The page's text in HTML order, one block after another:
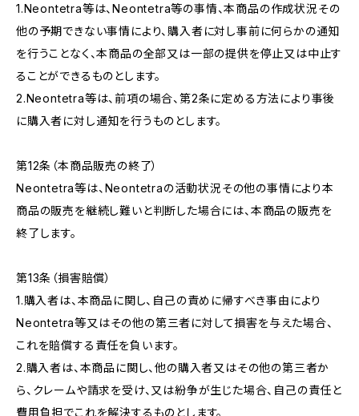
1.Neontetra等は、Neontetra等の事情、本商品の作成状況その
他の予期できない事情により、購入者に対し事前に何らかの通知
を行うことなく、本商品の全部又は一部の提供を停止又は中止す
ることができるものとします。
2.Neontetra等は、前項の場合、第2条に定める方法により事後
に購入者に対し通知を行うものとします。
第12条（本商品販売の終了）
Neontetra等は、Neontetraの活動状況その他の事情により本
商品の販売を継続し難いと判断した場合には、本商品の販売を
終了します。
第13条（損害賠償）
1.購入者は、本商品に関し、自己の責めに帰すべき事由により
Neontetra等又はその他の第三者に対して損害を与えた場合、
これを賠償する責任を負います。
2.購入者は、本商品に関し、他の購入者又はその他の第三者か
ら、クレームや請求を受け、又は紛争が生じた場合、自己の責任と
費用負担でこれを解決するものとします。